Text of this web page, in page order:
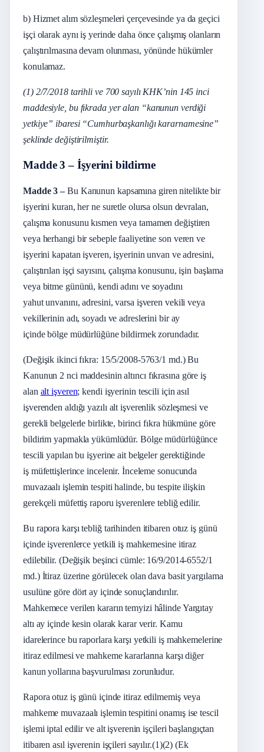
b) Hizmet alım sözleşmeleri çerçevesinde ya da geçici
işçi olarak aynı iş yerinde daha önce çalışmış olanların
çalıştırılmasına devam olunması, yönünde hükümler
konulamaz.
(1) 2/7/2018 tarihli ve 700 sayılı KHK’nin 145 inci
maddesiyle, bu fıkrada yer alan “kanunun verdiği
yetkiye” ibaresi “Cumhurbaşkanlığı kararnamesine”
şeklinde değiştirilmiştir.
Madde 3 – İşyerini bildirme
Madde 3 –Bu Kanunun kapsamına giren nitelikte bir
işyerini kuran, her ne suretle olursa olsun devralan,
çalışma konusunu kısmen veya tamamen değiştiren
veya herhangi bir sebeple faaliyetine son veren ve
işyerini kapatan işveren, işyerinin unvan ve adresini,
çalıştırılan işçi sayısını, çalışma konusunu, işin başlama
veya bitme gününü, kendi adını ve soyadını
yahut unvanını, adresini, varsa işveren vekili veya
vekillerinin adı, soyadı ve adreslerini bir ay
içinde bölge müdürlüğüne bildirmek zorundadır.
(Değişik ikinci fıkra: 15/5/2008-5763/1 md.) Bu
Kanunun 2 nci maddesinin altıncı fıkrasına göre iş
alan alt işveren; kendi işyerinin tescili için asıl
işverenden aldığı yazılı alt işverenlik sözleşmesi ve
gerekli belgelerle birlikte, birinci fıkra hükmüne göre
bildirim yapmakla yükümlüdür. Bölge müdürlüğünce
tescili yapılan bu işyerine ait belgeler gerektiğinde
iş müfettişlerince incelenir. İnceleme sonucunda
muvazaalı işlemin tespiti halinde, bu tespite ilişkin
gerekçeli müfettiş raporu işverenlere tebliğ edilir.
Bu rapora karşı tebliğ tarihinden itibaren otuz iş günü
içinde işverenlerce yetkili iş mahkemesine itiraz
edilebilir. (Değişik beşinci cümle: 16/9/2014-6552/1
md.) İtiraz üzerine görülecek olan dava basit yargılama
usulüne göre dört ay içinde sonuçlandırılır.
Mahkemece verilen kararın temyizi hâlinde Yargıtay
altı ay içinde kesin olarak karar verir. Kamu
idarelerince bu raporlara karşı yetkili iş mahkemelerine
itiraz edilmesi ve mahkeme kararlarına karşı diğer
kanun yollarına başvurulması zorunludur.
Rapora otuz iş günü içinde itiraz edilmemiş veya
mahkeme muvazaalı işlemin tespitini onamış ise tescil
işlemi iptal edilir ve alt işverenin işçileri başlangıçtan
itibaren asıl işverenin işçileri sayılır.(1)(2) (Ek